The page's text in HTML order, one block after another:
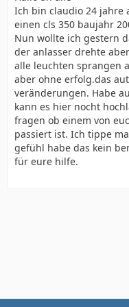
Ich bin claudio 24 jahre
einen cls 350 baujahr
Nun wollte ich gestern
der anlasser drehte
alle leuchten sprangen
aber ohne erfolg.das
veränderungen. Habe
kann es hier nocht
fragen ob einem von
passiert ist. Ich tippe
gefühl habe das kein
für eure hilfe.